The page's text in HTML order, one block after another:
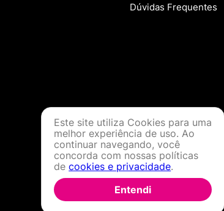
Dúvidas Frequentes
Este site utiliza Cookies para uma
melhor experiência de uso. Ao
continuar navegando, você
concorda com nossas políticas
decookies e privacidade.
Entendi